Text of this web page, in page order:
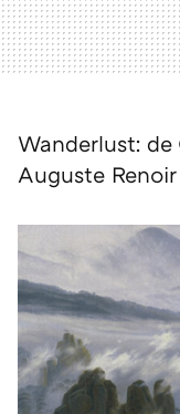
Wanderlust: de
Auguste Renoir